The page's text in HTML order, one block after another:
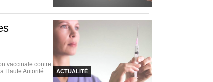
ACTUALITÉ
vaccinale contre
Haute Autorité